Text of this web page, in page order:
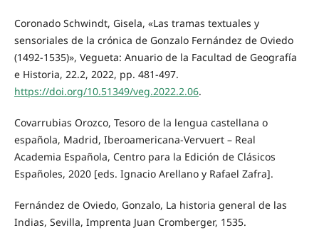
Coronado Schwindt, Gisela, «Las tramas textuales y
sensoriales de la crónica de Gonzalo Fernández de Oviedo
(1492-1535)», Vegueta: Anuario de la Facultad de Geografía
e Historia, 22.2, 2022, pp. 481-497.
https://doi.org/10.51349/veg.2022.2.06.
Covarrubias Orozco, Tesoro de la lengua castellana o
española, Madrid, Iberoamericana-Vervuert – Real
Academia Española, Centro para la Edición de Clásicos
Españoles, 2020 [eds. Ignacio Arellano y Rafael Zafra].
Fernández de Oviedo, Gonzalo, La historia general de las
Indias, Sevilla, Imprenta Juan Cromberger, 1535.